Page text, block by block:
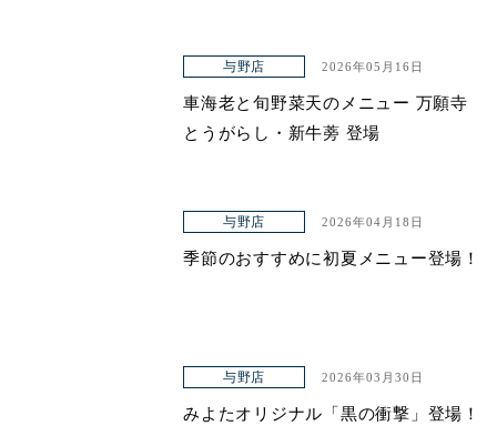
与野店 2026年05月16日
車海老と旬野菜天のメニュー 万願寺
とうがらし・新牛蒡 登場
与野店 2026年04月18日
季節のおすすめに初夏メニュー登場！
与野店 2026年03月30日
みよたオリジナル「黒の衝撃」登場！